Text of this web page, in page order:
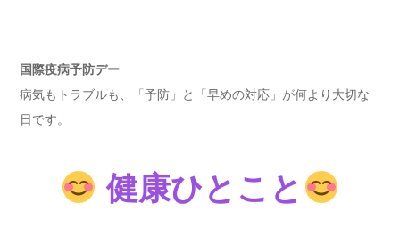
国際疫病予防デー
病気もトラブルも、「予防」と「早めの対応」が何より大切な
日です。
健康ひとこと